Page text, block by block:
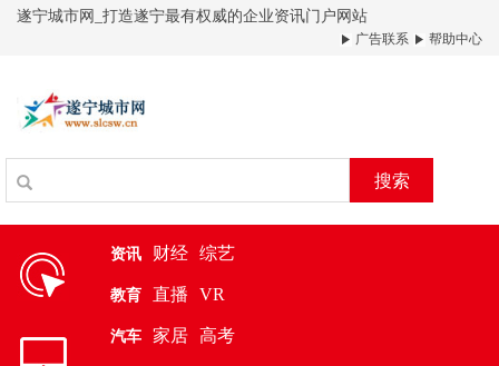
遂宁城市网_打造遂宁最有权威的企业资讯门户网站
广告联系 帮助中心
搜索
资讯 财经 综艺
教育 直播 VR
汽车 家居 高考